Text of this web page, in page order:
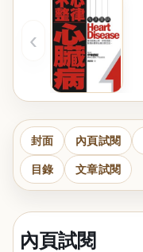
‹
封面 內頁試閱
目錄 文章試閱
內頁試閱